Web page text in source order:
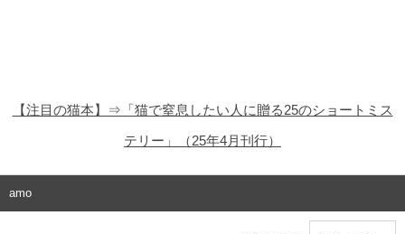
【注目の猫本】⇒「猫で窒息したい人に贈る25のショートミス
テリー」（25年4月刊行）
amo
猫の社会問題